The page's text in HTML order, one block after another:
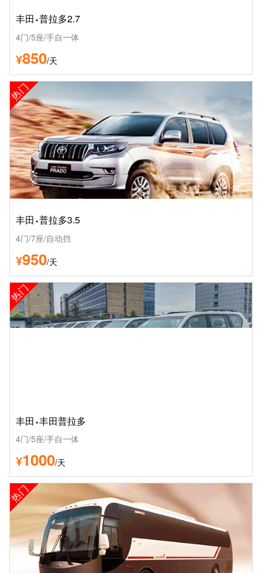
丰田·普拉多2.7
4门/5座/手自一体
¥850/天
热门
丰田·普拉多3.5
4门/7座/自动挡
¥950/天
热门
丰田·丰田普拉多
4门/5座/手自一体
¥1000/天
热门